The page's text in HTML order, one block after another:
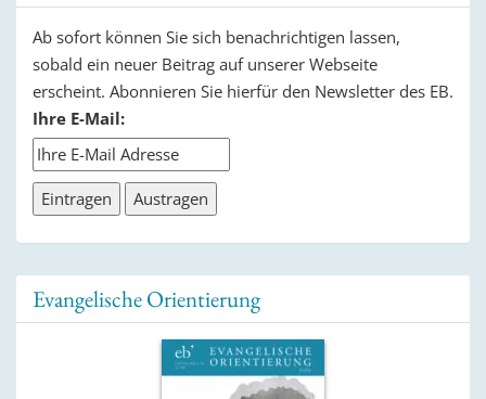
Ab sofort können Sie sich benachrichtigen lassen,
sobald ein neuer Beitrag auf unserer Webseite
erscheint. Abonnieren Sie hierfür den Newsletter des EB.
Ihre E-Mail:
Evangelische Orientierung